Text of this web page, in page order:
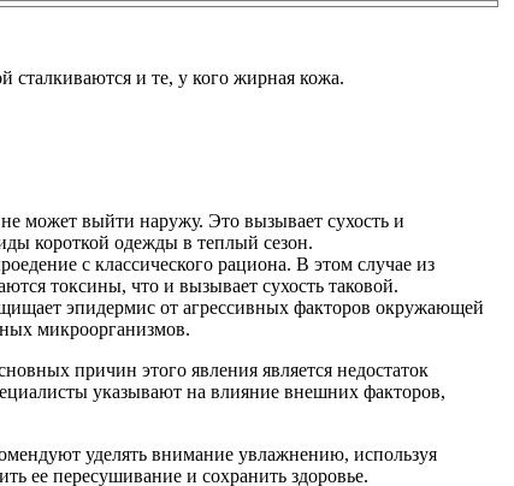
сталкиваются и те, у кого жирная кожа.
может выйти наружу. Это вызывает сухость и
короткой одежды в теплый сезон.
с классического рациона. В этом случае из
токсины, что и вызывает сухость таковой.
эпидермис от агрессивных факторов окружающей
микроорганизмов.
причин этого явления является недостаток
указывают на влияние внешних факторов,
уделять внимание увлажнению, используя
ее пересушивание и сохранить здоровье.